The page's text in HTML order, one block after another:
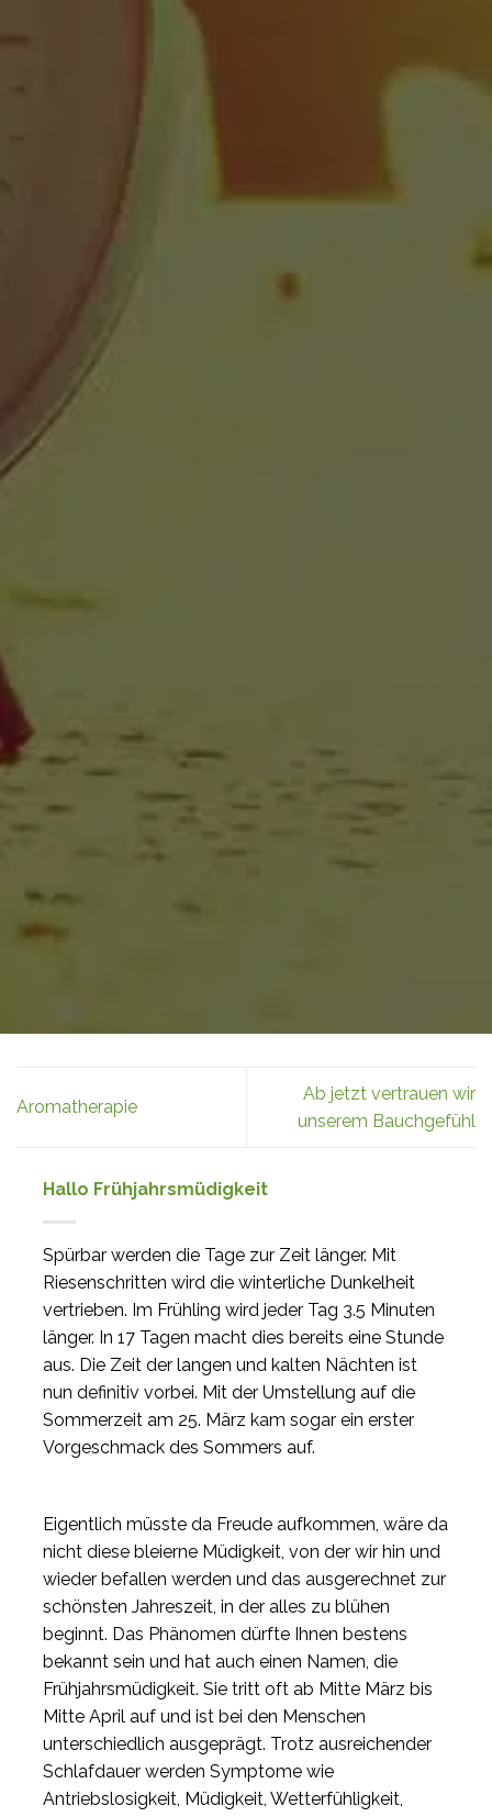
Hallo Frühjahrsmüdigkeit
Spürbar werden die Tage zur Zeit länger. Mit
Riesenschritten wird die winterliche Dunkelheit
vertrieben. Im Frühling wird jeder Tag 3.5 Minuten
länger. In 17 Tagen macht dies bereits eine Stunde
aus. Die Zeit der langen und kalten Nächten ist
nun definitiv vorbei. Mit der Umstellung auf die
Sommerzeit am 25. März kam sogar ein erster
Vorgeschmack des Sommers auf.
Eigentlich müsste da Freude aufkommen, wäre da
nicht diese bleierne Müdigkeit, von der wir hin und
wieder befallen werden und das ausgerechnet zur
schönsten Jahreszeit, in der alles zu blühen
beginnt. Das Phänomen dürfte Ihnen bestens
bekannt sein und hat auch einen Namen, die
Frühjahrsmüdigkeit. Sie tritt oft ab Mitte März bis
Mitte April auf und ist bei den Menschen
unterschiedlich ausgeprägt. Trotz ausreichender
Schlafdauer werden Symptome wie
Antriebslosigkeit, Müdigkeit, Wetterfühligkeit,
Aromatherapie
Ab jetzt vertrauen wir
unserem Bauchgefühl